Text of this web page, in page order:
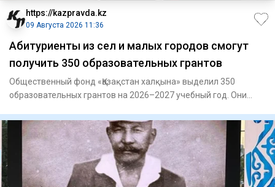
https://kazpravda.kz
09 Августа 2026 11:36
Абитуриенты из сел и малых городов смогут
получить 350 образовательных грантов
Общественный фонд «Қазақстан халқына» выделил 350
образовательных грантов на 2026–2027 учебный год. Они